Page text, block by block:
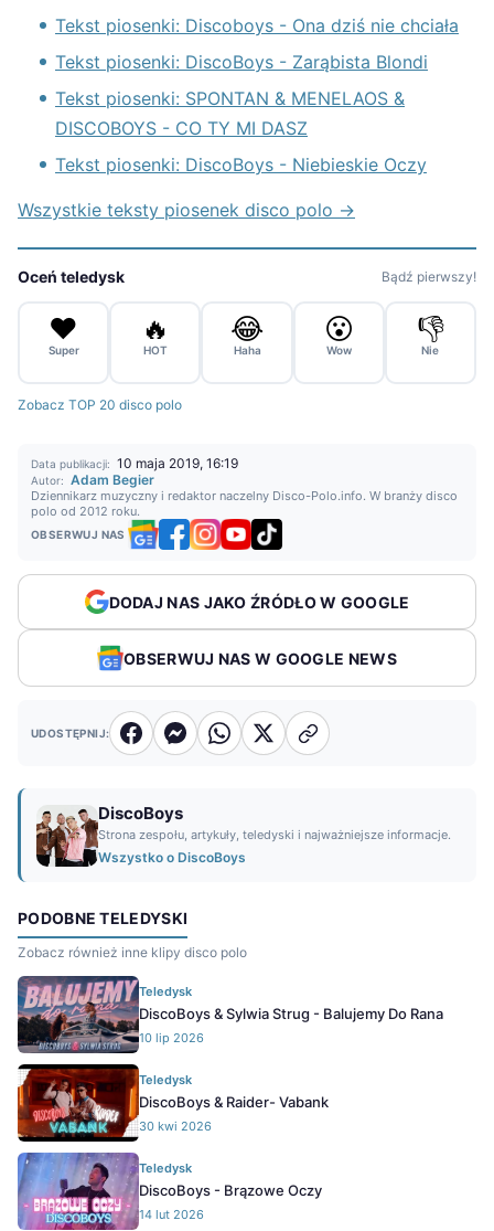
Tekst piosenki: Discoboys - Ona dziś nie chciała
Tekst piosenki: DiscoBoys - Zarąbista Blondi
Tekst piosenki: SPONTAN & MENELAOS &
DISCOBOYS - CO TY MI DASZ
Tekst piosenki: DiscoBoys - Niebieskie Oczy
Wszystkie teksty piosenek disco polo →
Oceń teledysk Bądź pierwszy!
❤️
Super
🔥
HOT
😂
Haha
😮
Wow
👎
Nie
Zobacz TOP 20 disco polo
Data publikacji: 10 maja 2019, 16:19
Autor: Adam Begier
Dziennikarz muzyczny i redaktor naczelny Disco-Polo.info. W branży disco
polo od 2012 roku.
OBSERWUJ NAS
DODAJ NAS JAKO ŹRÓDŁO W GOOGLE
OBSERWUJ NAS W GOOGLE NEWS
UDOSTĘPNIJ:
DiscoBoys
Strona zespołu, artykuły, teledyski i najważniejsze informacje.
Wszystko o DiscoBoys
PODOBNE TELEDYSKI
Zobacz również inne klipy disco polo
Teledysk
DiscoBoys & Sylwia Strug - Balujemy Do Rana
10 lip 2026
Teledysk
DiscoBoys & Raider- Vabank
30 kwi 2026
Teledysk
DiscoBoys - Brązowe Oczy
14 lut 2026